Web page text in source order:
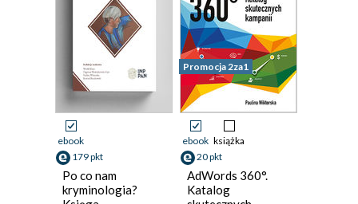
ebook
179 pkt
Po co nam
kryminologia?
Promocja 2za1
ebook książka
20 pkt
AdWords 360°.
Katalog